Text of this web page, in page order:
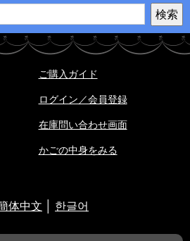
ご購入ガイド
ログイン／会員登録
在庫問い合わせ画面
かごの中身をみる
体中文 한글어